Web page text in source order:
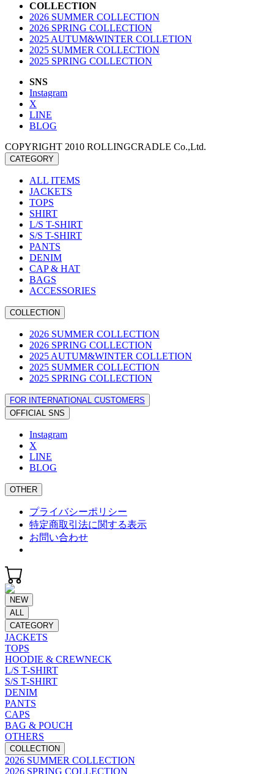
COLLECTION
2026 SUMMER COLLECTION
2026 SPRING COLLECTION
2025 AUTUM&WINTER COLLETION
2025 SUMMER COLLECTION
2025 SPRING COLLECTION
SNS
Instagram
X
LINE
BLOG
COPYRIGHT 2010 ROLLINGCRADLE Co.,Ltd.
CATEGORY
ALL ITEMS
JACKETS
TOPS
SHIRT
L/S T-SHIRT
S/S T-SHIRT
PANTS
DENIM
CAP & HAT
BAGS
ACCESSORIES
COLLECTION
2026 SUMMER COLLECTION
2026 SPRING COLLECTION
2025 AUTUM&WINTER COLLETION
2025 SUMMER COLLECTION
2025 SPRING COLLECTION
FOR INTERNATIONAL CUSTOMERS
OFFICIAL SNS
Instagram
X
LINE
BLOG
OTHER
プライバシーポリシー
特定商取引法に関する表示
お問い合わせ
NEW
ALL
CATEGORY
JACKETS
TOPS
HOODIE & CREWNECK
L/S T-SHIRT
S/S T-SHIRT
DENIM
PANTS
CAPS
BAG & POUCH
OTHERS
COLLECTION
2026 SUMMER COLLECTION
2026 SPRING COLLECTION